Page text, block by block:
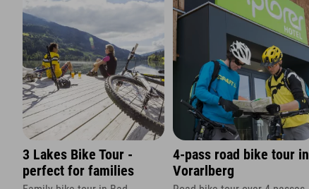
3 Lakes Bike Tour -
perfect for families
4-pass road bike tour in
Vorarlberg